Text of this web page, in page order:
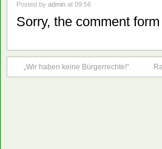
Posted by admin at 09:56
Sorry, the comment
„Wir haben keine Bürgerrechte!“